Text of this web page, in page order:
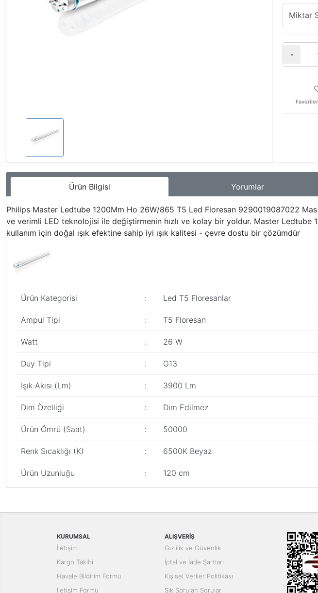
-
Ürün Bilgisi Yorumlar
Philips Master Ledtube 1200Mm Ho 26W/865 T5 Led Floresan 9290019087022
ve verimli LED teknolojisi ile değiştirmenin hızlı ve kolay bir yoldur. Master Ledtube
kullanım için doğal ışık efektine sahip iyi ışık kalitesi - çevre dostu bir çözümdür
Ürün Kategorisi : Led T5 Floresanlar
Ampul Tipi : T5 Floresan
Watt : 26 W
Duy Tipi : G13
Işık Akısı (Lm) : 3900 Lm
Dim Özelliği : Dim Edilmez
Ürün Ömrü (Saat) : 50000
Renk Sıcaklığı (K) : 6500K Beyaz
Ürün Uzunluğu : 120 cm
Ürün bilgilerinde hatalar bulunuyor.
Ürün fiyatı diğer sitelerden daha pahalı.
Bu ürüne benzer farklı alternatifler olmalı.
KURUMSAL
İletişim
Kargo Takibi
Havale Bildirim Formu
İletişim Formu
ALIŞVERİŞ
Gizlilik ve Güvenlik
İptal ve İade Şartları
Kişisel Veriler Politikası
Sık Sorulan Sorular